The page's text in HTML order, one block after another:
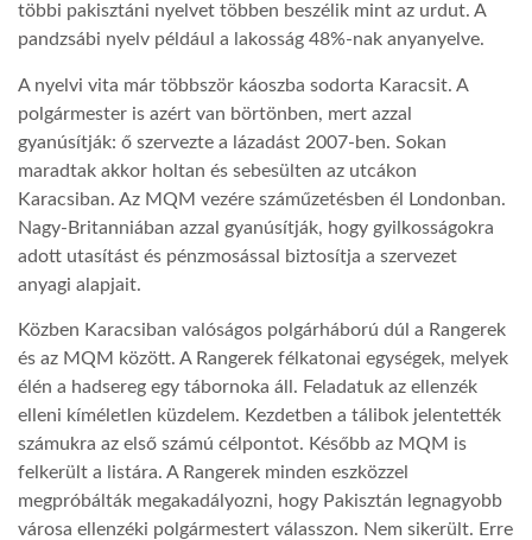
LATIMO.HU
többi pakisztáni nyelvet többen beszélik mint az urdut. A
pandzsábi nyelv például a lakosság 48%-nak anyanyelve.
A nyelvi vita már többször káoszba sodorta Karacsit. A
polgármester is azért van börtönben, mert azzal
gyanúsítják: ő szervezte a lázadást 2007-ben. Sokan
maradtak akkor holtan és sebesülten az utcákon
Karacsiban. Az MQM vezére száműzetésben él Londonban.
Nagy-Britanniában azzal gyanúsítják, hogy gyilkosságokra
adott utasítást és pénzmosással biztosítja a szervezet
anyagi alapjait.
Közben Karacsiban valóságos polgárháború dúl a Rangerek
és az MQM között. A Rangerek félkatonai egységek, melyek
élén a hadsereg egy tábornoka áll. Feladatuk az ellenzék
elleni kíméletlen küzdelem. Kezdetben a tálibok jelentették
számukra az első számú célpontot. Később az MQM is
felkerült a listára. A Rangerek minden eszközzel
megpróbálták megakadályozni, hogy Pakisztán legnagyobb
városa ellenzéki polgármestert válasszon. Nem sikerült. Erre